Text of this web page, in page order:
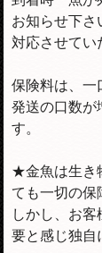
お知らせ下さ
対応させてい
保険料は、一
発送の口数が
す。
★金魚は生き
ても一切の保
しかし、お
要と感じ独自